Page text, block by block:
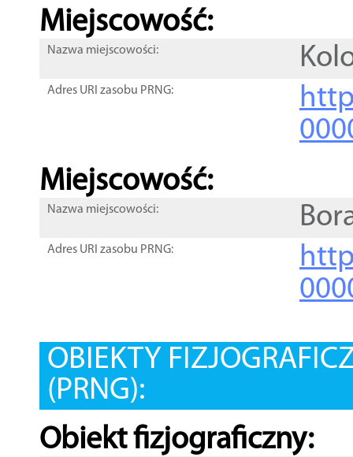
Miejscowość:
Nazwa miejscowości:
Adres URI zasobu PRNG:
Miejscowość:
Nazwa miejscowości:
Adres URI zasobu PRNG:
OBIEKTY
(PRNG):
Obiekt fizjograficzny: